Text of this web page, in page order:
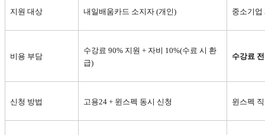
지원 대상 내일배움카드 소지자 (개인) 중소기업
비용 부담
수강료 90% 지원 + 자비 10%(수료 시 환
급)
수강료
신청 방법 고용24 + 윈스펙 동시 신청 윈스펙